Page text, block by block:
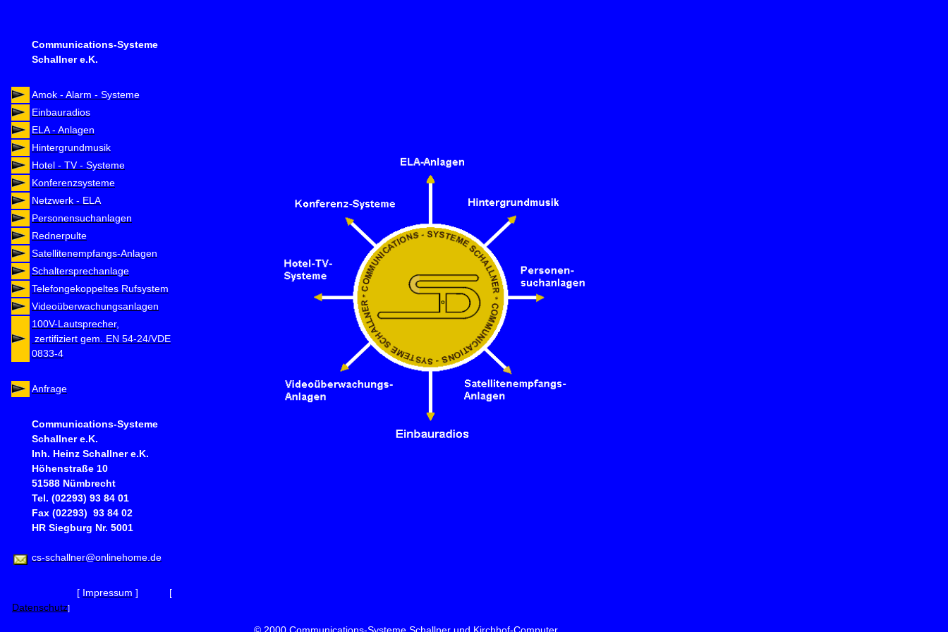
Communications-Systeme
Schallner e.K.
Amok - Alarm - Systeme
Einbauradios
ELA - Anlagen
Hintergrundmusik
Hotel - TV - Systeme
Konferenzsysteme
Netzwerk - ELA
Personensuchanlagen
Rednerpulte
Satellitenempfangs-Anlagen
Schaltersprechanlage
Telefongekoppeltes Rufsystem
Videoüberwachungsanlagen
100V-Lautsprecher,
zertifiziert gem. EN 54-24/VDE
0833-4
Anfrage
Communications-Systeme
Schallner e.K.
Inh. Heinz Schallner e.K.
Höhenstraße 10
51588 Nümbrecht
Tel. (02293) 93 84 01
Fax (02293) 93 84 02
HR Siegburg Nr. 5001
cs-schallner@onlinehome.de
[ Impressum ] [
Datenschutz]